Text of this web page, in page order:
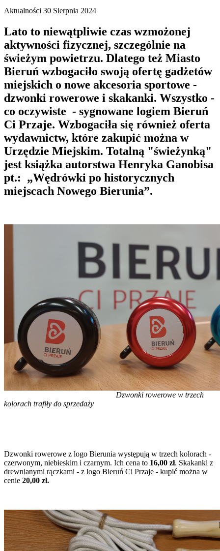
Aktualności 30 Sierpnia 2024
Lato to niewątpliwie czas wzmożonej
aktywności fizycznej, szczególnie na
świeżym powietrzu. Dlatego też Miasto
Bieruń wzbogaciło swoją ofertę gadżetów
miejskich o nowe akcesoria sportowe -
dzwonki rowerowe i skakanki. Wszystko -
co oczywiste - sygnowane logiem Bieruń
Ci Przaje. Wzbogaciła się również oferta
wydawnictw, które zakupić można w
Urzędzie Miejskim. Totalną "świeżynką"
jest książka autorstwa Henryka Ganobisa
pt.: „Wędrówki po historycznych
miejscach Nowego Bierunia”.
Dzwonki rowerowe w trzech
kolorach trafiły do sprzedaży
Dzwonki rowerowe z logo Bierunia występują w trzech kolorach -
czerwonym, niebieskim i czarnym. Ich cena to 16,00 zł. Skakanki z
drewnianymi rączkami - z logo Bieruń Ci Przaje - kupić można w
cenie 20,00 zł.